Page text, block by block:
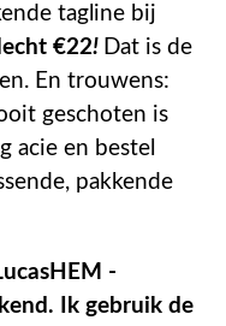
tagline bij
€22! Dat is de
En trouwens:
geschoten is
acie en bestel
pakkende
-
Ik gebruik de